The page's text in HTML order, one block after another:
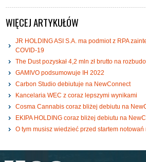
WIĘCEJ ARTYKUŁÓW
JR HOLDING ASI S.A. ma podmiot z RPA
COVID-19
The Dust pozyskał 4,2 mln zł brutto na
GAMIVO podsumowuje IH 2022
Carbon Studio debiutuje na NewConnect
Kancelaria WEC z coraz lepszymi wynikami
Cosma Cannabis coraz bliżej debiutu na
EKIPA HOLDING coraz bliżej debiutu na
O tym musisz wiedzieć przed startem